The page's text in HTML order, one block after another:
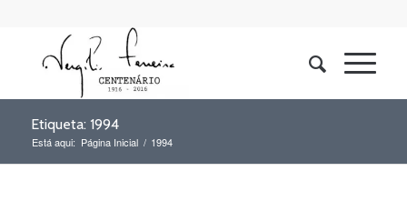
Etiqueta: 1994
Está aqui: Página Inicial / 1994